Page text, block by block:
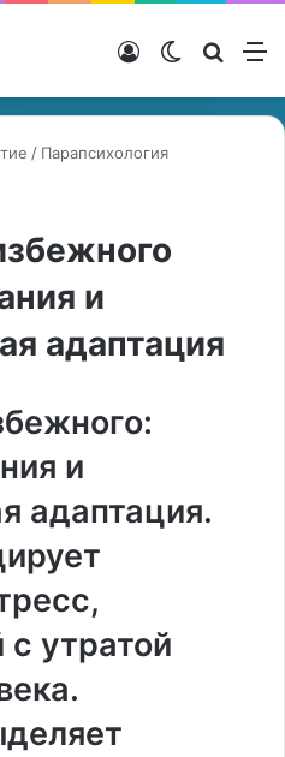
Switch skin
Войти
/ Парапсихология
и
адаптация
и
адаптация.
утратой